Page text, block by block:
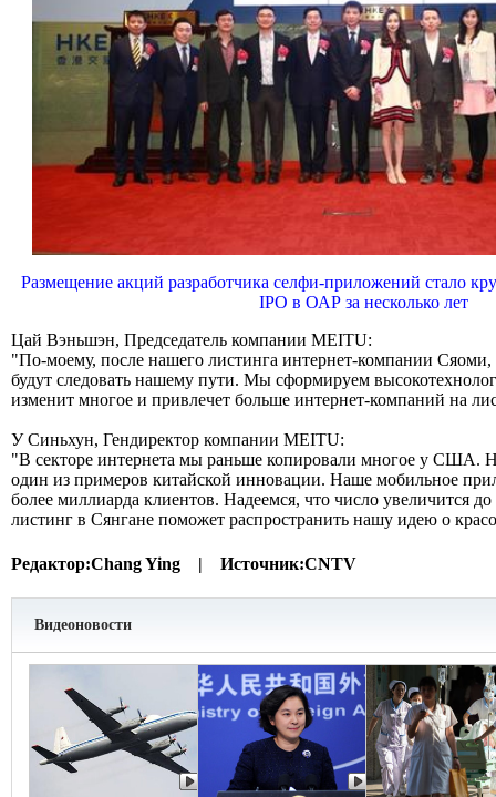
Размещение акций разработчика селфи-приложений стало
IPO в ОАР за несколько лет
Цай Вэньшэн, Председатель компании MEITU:
"По-моему, после нашего листинга интернет-компании
будут следовать нашему пути. Мы сформируем
изменит многое и привлечет больше интернет-компаний на
У Синьхун, Гендиректор компании MEITU:
"В секторе интернета мы раньше копировали многое у США.
один из примеров китайской инновации. Наше мобильное
более миллиарда клиентов. Надеемся, что число увеличится
листинг в Сянгане поможет распространить нашу идею о
Редактор:Chang Ying | Источник:CNTV
Видеоновости